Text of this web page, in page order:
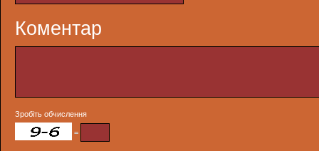
Коментар
Зробіть обчислення
=